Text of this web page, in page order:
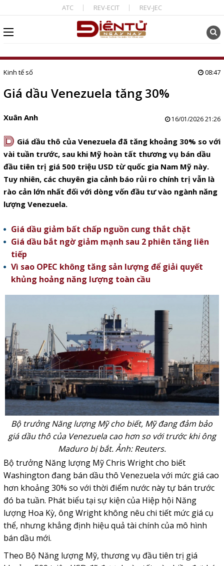
ATC REV-ECIT REV-JEC
Kinh tế số 08:47
Giá dầu Venezuela tăng 30%
Xuân Anh 16/01/2026 21:26
D Giá dầu thô của Venezuela đã tăng khoảng 30% so với
vài tuần trước, sau khi Mỹ hoàn tất thương vụ bán dầu
đầu tiên trị giá 500 triệu USD từ quốc gia Nam Mỹ này.
Tuy nhiên, các chuyên gia cảnh báo rủi ro chính trị vẫn là
rào cản lớn nhất đối với dòng vốn đầu tư vào ngành năng
lượng Venezuela.
Giá dầu giảm bất chấp nguồn cung thắt chặt
Giá dầu bắt ngờ giảm mạnh sau 2 phiên tăng liên
tiếp
Vì sao OPEC không tăng sản lượng để giải quyết
khủng hoảng năng lượng toàn cầu
Bộ trưởng Năng lượng Mỹ cho biết, Mỹ đang đảm bảo
giá dầu thô của Venezuela cao hơn so với trước khi ông
Maduro bị bắt. Ảnh: Reuters.
Bộ trưởng Năng lượng Mỹ Chris Wright cho biết
Washington đang bán dầu thô Venezuela với mức giá cao
hơn khoảng 30% so với thời điểm nước này tự bán trước
đó ba tuần. Phát biểu tại sự kiện của Hiệp hội Năng
lượng Hoa Kỳ, ông Wright không nêu chi tiết mức giá cụ
thể, nhưng khẳng định hiệu quả tài chính của mô hình
bán dầu mới.
Theo Bộ Năng lượng Mỹ, thương vụ đầu tiên trị giá